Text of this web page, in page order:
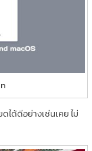
ได้ดีอย่างเช่นเคย ไม่